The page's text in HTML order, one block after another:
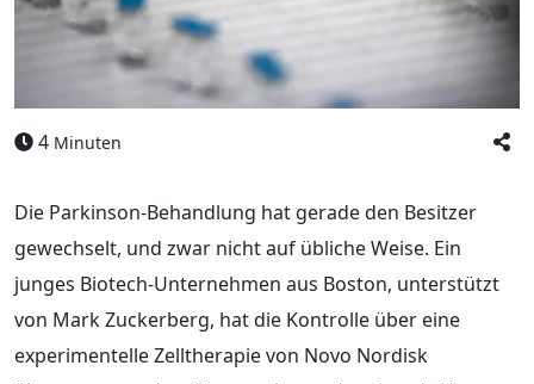
4 Minuten
Die Parkinson-Behandlung hat gerade den Besitzer
gewechselt, und zwar nicht auf übliche Weise. Ein
junges Biotech-Unternehmen aus Boston, unterstützt
von Mark Zuckerberg, hat die Kontrolle über eine
experimentelle Zelltherapie von Novo Nordisk